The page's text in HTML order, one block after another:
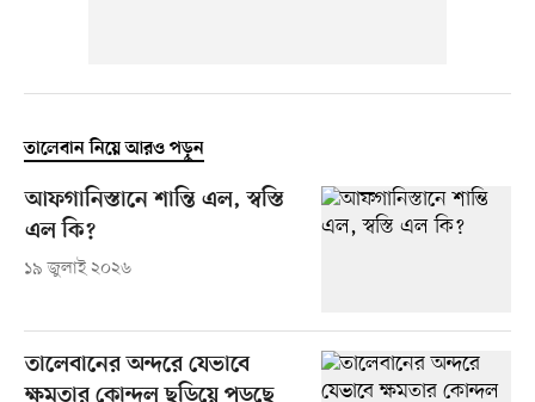
তালেবান নিয়ে আরও পড়ুন
আফগানিস্তানে শান্তি এল, স্বস্তি
এল কি?
১৯ জুলাই ২০২৬
তালেবানের অন্দরে যেভাবে